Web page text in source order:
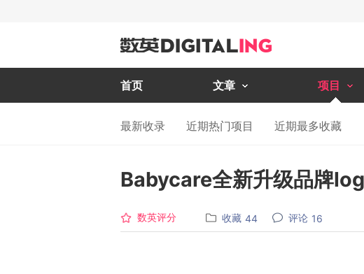
首页 文章 项目
最新收录 近期热门项目 近期最多收藏
Babycare全新升级品牌
数英评分 收藏 44 评论 16